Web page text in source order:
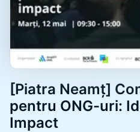
[Piatra Neamț]
pentru ONG-uri:
Impact